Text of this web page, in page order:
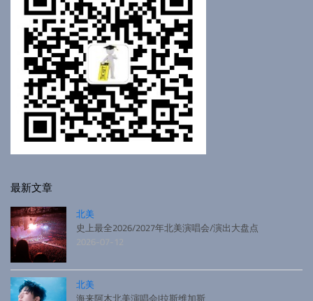
最新文章
北美
史上最全2026/2027年北美演唱会/演出大盘点
2026-07-12
北美